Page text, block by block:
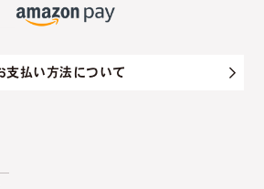
支払い方法について